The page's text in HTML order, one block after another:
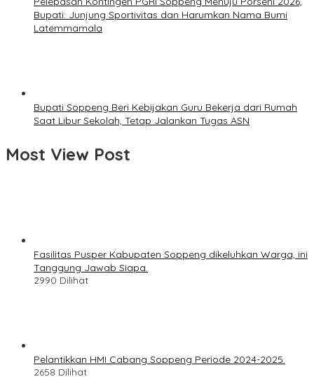
Bupati: Junjung Sportivitas dan Harumkan Nama Bumi
Latemmamala
Bupati Soppeng Beri Kebijakan Guru Bekerja dari Rumah
Saat Libur Sekolah, Tetap Jalankan Tugas ASN
Most View Post
Fasilitas Pusper Kabupaten Soppeng dikeluhkan Warga, ini
Tanggung Jawab Siapa.
2990 Dilihat
Pelantikkan HMI Cabang Soppeng Periode 2024-2025.
2658 Dilihat